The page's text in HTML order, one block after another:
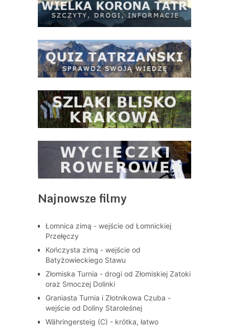
Najnowsze filmy
Łomnica zimą - wejście od Łomnickiej
Przełęczy
Kończysta zimą - wejście od
Batyżowieckiego Stawu
Złomiska Turnia - drogi od Złomiskiej Zatoki
oraz Smoczej Dolinki
Graniasta Turnia i Złotnikowa Czuba -
wejście od Doliny Staroleśnej
Währingersteig (C) - krótka, łatwo